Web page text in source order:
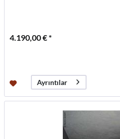
4.190,00 € *
Ayrıntılar